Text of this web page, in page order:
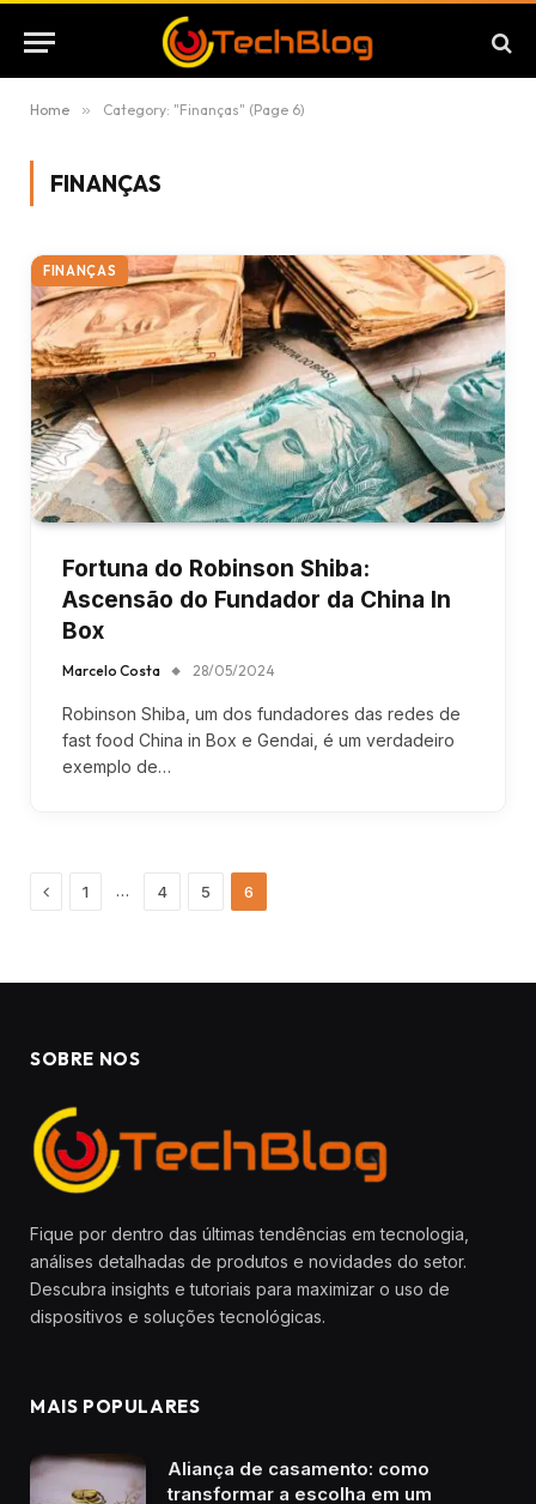
Home » Category: "Finanças" (Page 6)
FINANÇAS
FINANÇAS
Fortuna do Robinson Shiba:
Ascensão do Fundador da China In
Box
Marcelo Costa 28/05/2024
Robinson Shiba, um dos fundadores das redes de
fast food China in Box e Gendai, é um verdadeiro
exemplo de…
Previous
1 … 4 5 6
SOBRE NOS
Fique por dentro das últimas tendências em tecnologia,
análises detalhadas de produtos e novidades do setor.
Descubra insights e tutoriais para maximizar o uso de
dispositivos e soluções tecnológicas.
MAIS POPULARES
Aliança de casamento: como
transformar a escolha em um